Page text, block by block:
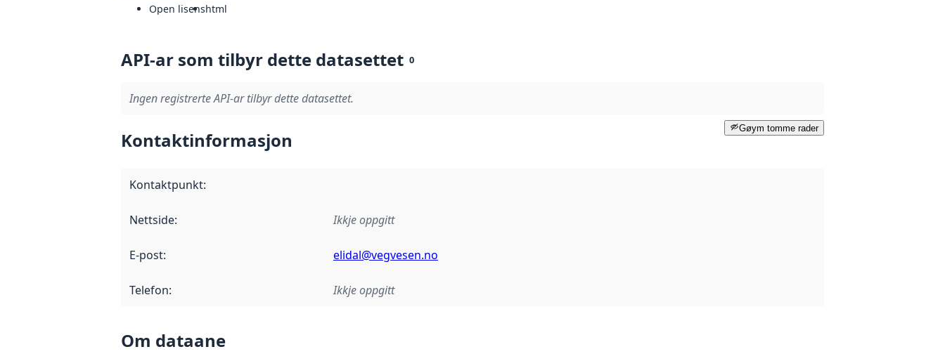
Open lisenshtml
API-ar som tilbyr dette datasettet 0
Ingen registrerte API-ar tilbyr dette datasettet.
Gøym tomme rader
Kontaktinformasjon
Kontaktpunkt:
Nettside: Ikkje oppgitt
E-post: elidal@vegvesen.no
Telefon: Ikkje oppgitt
Om dataane